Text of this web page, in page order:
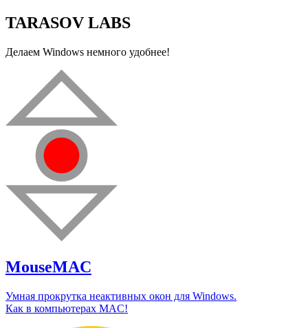
TARASOV LABS
Делаем Windows немного удобнее!
MouseMAC
Умная прокрутка неактивных окон для Windows.
Как в компьютерах MAC!